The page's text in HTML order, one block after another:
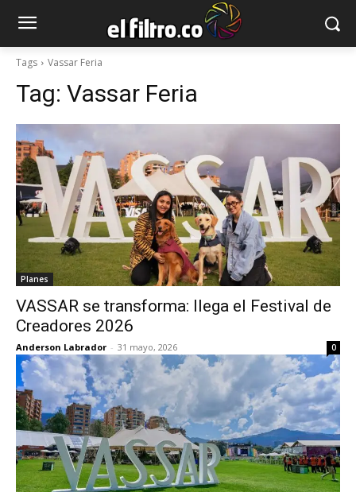
Tags Vassar Feria
Tag: Vassar Feria
Planes
VASSAR se transforma: llega el Festival de
Creadores 2026
Anderson Labrador - 31 mayo, 2026 0